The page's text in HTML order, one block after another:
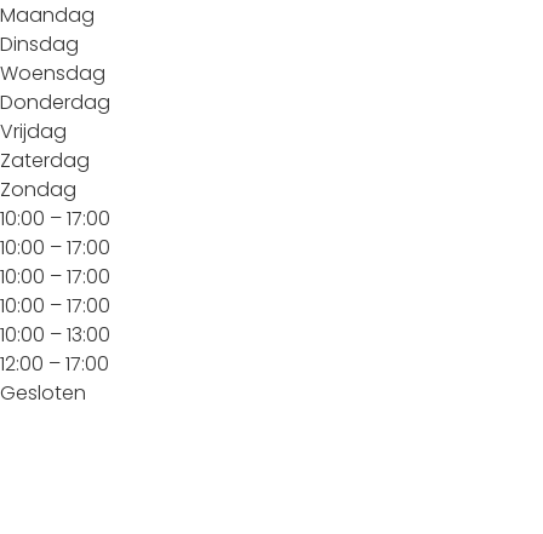
Maandag
Dinsdag
Woensdag
Donderdag
Vrijdag
Zaterdag
Zondag
10:00 – 17:00
10:00 – 17:00
10:00 – 17:00
10:00 – 17:00
10:00 – 13:00
12:00 – 17:00
Gesloten